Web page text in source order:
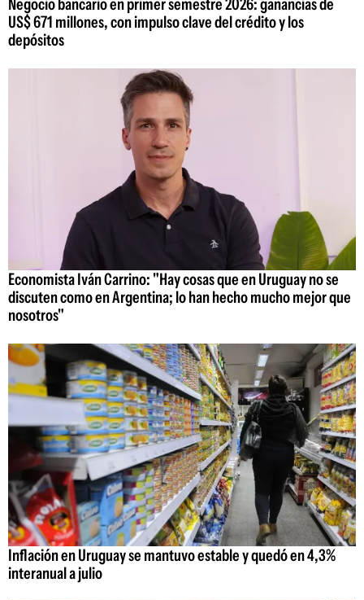
Negocio bancario en primer semestre 2026: ganancias de
US$ 671 millones, con impulso clave del crédito y los
depósitos
Economista Iván Carrino: "Hay cosas que en Uruguay no se
discuten como en Argentina; lo han hecho mucho mejor que
nosotros"
Inflación en Uruguay se mantuvo estable y quedó en 4,3%
interanual a julio